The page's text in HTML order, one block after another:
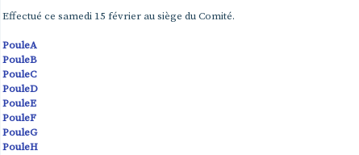
Effectué ce samedi 15 février au siège du Comité.
PouleA
PouleB
PouleC
PouleD
PouleE
PouleF
PouleG
PouleH